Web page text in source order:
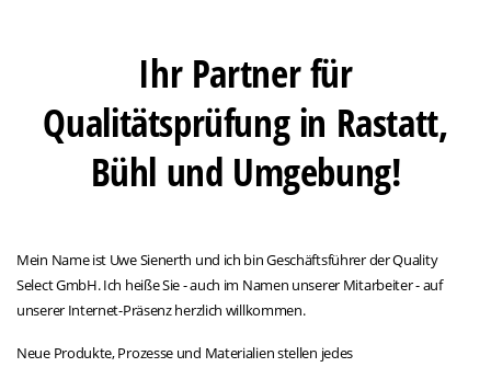
Ihr Partner für
Qualitätsprüfung in Rastatt,
Bühl und Umgebung!
Mein Name ist Uwe Sienerth und ich bin Geschäftsführer der Quality
Select GmbH. Ich heiße Sie - auch im Namen unserer Mitarbeiter - auf
unserer Internet-Präsenz herzlich willkommen.
Neue Produkte, Prozesse und Materialien stellen jedes